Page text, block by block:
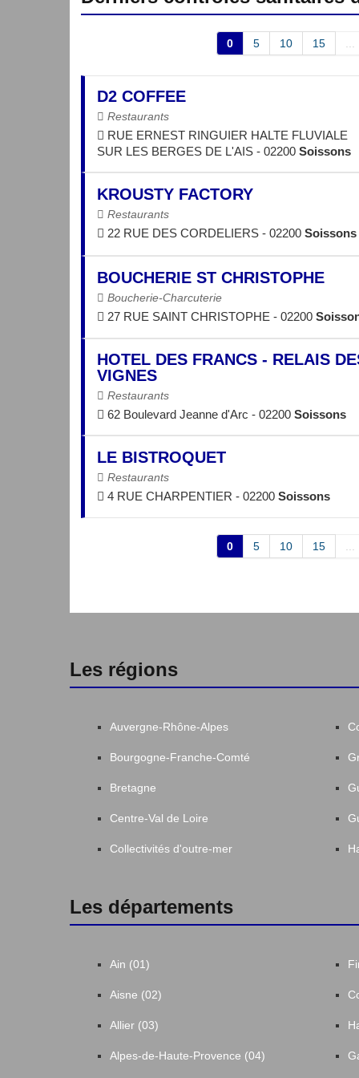
0 5 10 15 ...
D2 COFFEE
Restaurants
RUE ERNEST RINGUIER HALTE FLUVIALE
SUR LES BERGES DE L'AIS - 02200 Soissons
KROUSTY FACTORY
Restaurants
22 RUE DES CORDELIERS - 02200 Soissons
BOUCHERIE ST CHRISTOPHE
Boucherie-Charcuterie
27 RUE SAINT CHRISTOPHE - 02200
HOTEL DES FRANCS - RELAIS
VIGNES
Restaurants
62 Boulevard Jeanne d'Arc - 02200 Soissons
LE BISTROQUET
Restaurants
4 RUE CHARPENTIER - 02200 Soissons
0 5 10 15
Les régions
Auvergne-Rhône-Alpes
Bourgogne-Franche-Comté
Bretagne
Centre-Val de Loire
Collectivités d'outre-mer
Les départements
Ain (01)
Aisne (02)
Allier (03)
Alpes-de-Haute-Provence (04)